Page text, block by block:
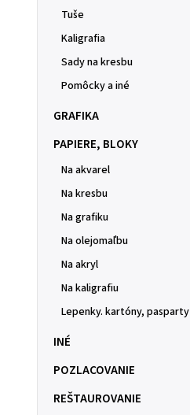
Tuše
Kaligrafia
Sady na kresbu
Pomôcky a iné
GRAFIKA
PAPIERE, BLOKY
Na akvarel
Na kresbu
Na grafiku
Na olejomaľbu
Na akryl
Na kaligrafiu
Lepenky. kartóny, pasparty
INÉ
POZLACOVANIE
REŠTAUROVANIE